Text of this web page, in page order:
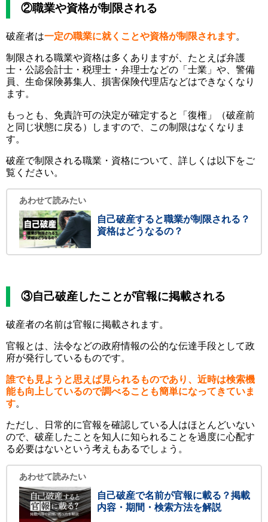
②職業や資格が制限される
破産者は一定の職業に就くことや資格が制限されます。
制限される職業や資格は多くありますが、たとえば弁護
士・公認会計士・税理士・弁理士などの「士業」や、警備
員、生命保険募集人、損害保険代理店などはできなくなり
ます。
もっとも、免責許可の決定が確定すると「復権」（破産前
と同じ状態に戻る）しますので、この制限はなくなりま
す。
破産で制限される職業・資格について、詳しくは以下をご
覧ください。
あわせて読みたい
自己破産すると職業が制限される？
資格はどうなるの？
③自己破産したことが官報に掲載される
破産者の名前は官報に掲載されます。
官報とは、法令などの政府情報の公的な伝達手段として政
府が発行しているものです。
誰でも見ようと思えば見られるものであり、近時は検索機
能も向上しているので調べることも簡単になってきていま
す。
ただし、日常的に官報を確認している人はほとんどいない
ので、破産したことを知人に知られることを過度に心配す
る必要はないという考えもあるでしょう。
あわせて読みたい
自己破産で名前が官報に載る？掲載
内容・期間・検索方法を解説